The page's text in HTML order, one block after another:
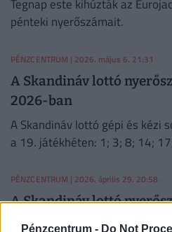
Pénzcentrum - Do Not
Tegnap este kihúzták az
pénteki nyerőszámait.
PÉNZCENTRUM | 2026. május 6. 21:31
A Skandináv lottó
2026-ban
A Skandináv lottó gépi és kézi
a 19. játékhéten: 1; 3; 8; 14;
PÉNZCENTRUM | 2026. április 29. 20:58
A Skandináv lottó
2026-ban